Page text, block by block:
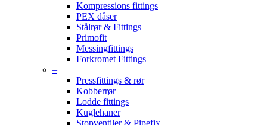
Kompressions fittings
PEX dåser
Stålrør & Fittings
Primofit
Messingfittings
Forkromet Fittings
–
Pressfittings & rør
Kobberrør
Lodde fittings
Kuglehaner
Stopventiler & Pipefix